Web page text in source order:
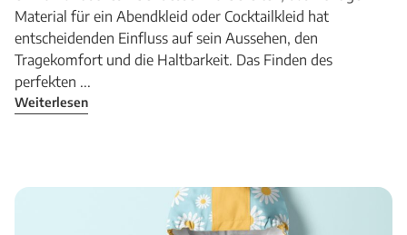
Material für ein Abendkleid oder Cocktailkleid hat
entscheidenden Einfluss auf sein Aussehen, den
Tragekomfort und die Haltbarkeit. Das Finden des
perfekten ...
Weiterlesen